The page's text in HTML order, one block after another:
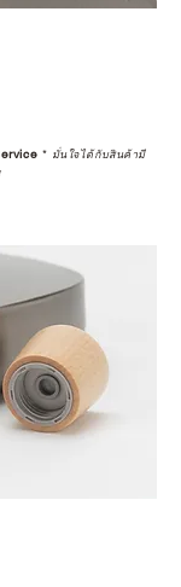
* มั่นใจได้กับสินค้ามี